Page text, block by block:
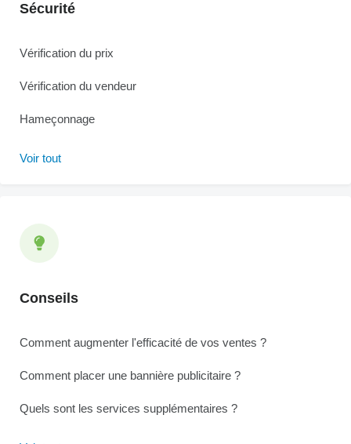
Sécurité
Vérification du prix
Vérification du vendeur
Hameçonnage
Voir tout
Conseils
Comment augmenter l'efficacité de vos ventes ?
Comment placer une bannière publicitaire ?
Quels sont les services supplémentaires ?